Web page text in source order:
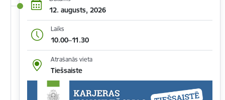
12. augusts, 2026
Laiks
10.00–11.30
Atrašanās vieta
Tiešsaiste